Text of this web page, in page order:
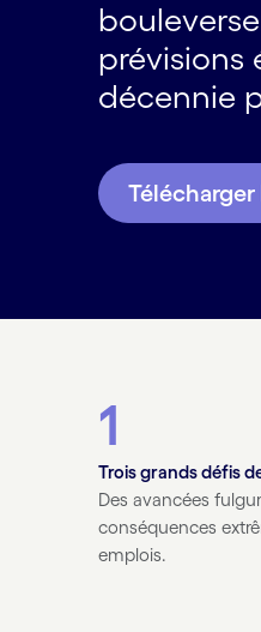
prévisions
décennie
Télécharger
1
Trois grands défis
Des avancées
conséquences
emplois.